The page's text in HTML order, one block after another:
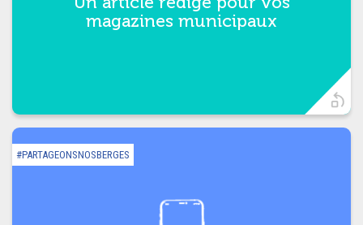
magazines municipaux
#PARTAGEONSNOSBERGES